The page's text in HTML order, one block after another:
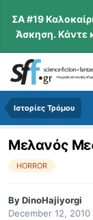
ΣΑ #19
Άσκηση. Κάντε
Ιστορίες Τρόμου
Μελανός
HORROR
ByDinoHajiyorgi
December 12, 2010